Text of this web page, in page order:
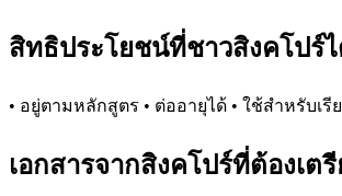
สิทธิประโยชน์ที่ชาวสิงคโปร์
• อยู่ตามหลักสูตร • ต่ออายุได้ • ใช้สำหรับเ
เอกสารจากสิงคโปร์ที่ต้องเต